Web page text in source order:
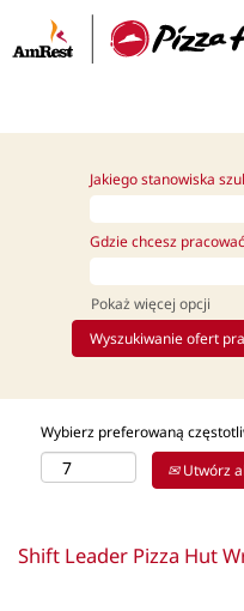
Jakiego stanowiska
Gdzie chcesz
Pokaż więcej opcji
Wybierz preferowaną
Utwórz
Shift Leader Pizza Hut